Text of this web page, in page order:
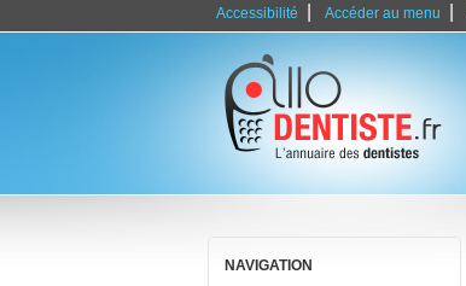
Accessibilité Accéder au menu
NAVIGATION